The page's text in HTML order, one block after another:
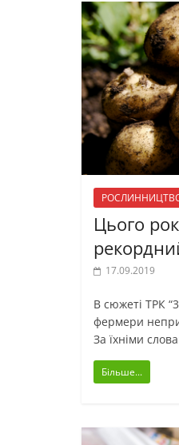
Цього
17.09.2019
В сюжеті ТРК
фермери
За їхніми
Більше...